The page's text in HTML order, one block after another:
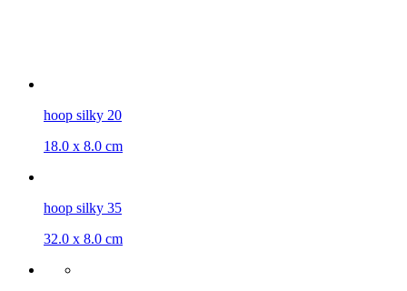
hoop silky 20
18.0 x 8.0 cm
hoop silky 35
32.0 x 8.0 cm